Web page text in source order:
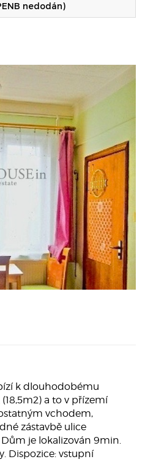
nedodán)
k dlouhodobému
a to v přízemí
vchodem,
zástavbě ulice
Dům je lokalizován 9min.
Dispozice: vstupní